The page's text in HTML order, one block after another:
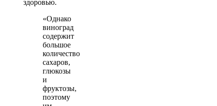
здоровью.
«Однако
виноград
содержит
большое
количество
сахаров,
глюкозы
и
фруктозы,
поэтому